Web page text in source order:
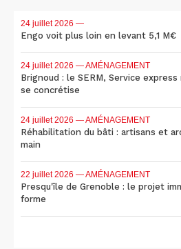
24 juillet 2026 —
Engo voit plus loin en levant 5,1 M€
24 juillet 2026 — AMÉNAGEMENT
Brignoud : le SERM, Service
se concrétise
24 juillet 2026 — AMÉNAGEMENT
Réhabilitation du bâti : artisans et
main
22 juillet 2026 — AMÉNAGEMENT
Presqu'île de Grenoble : le projet
forme